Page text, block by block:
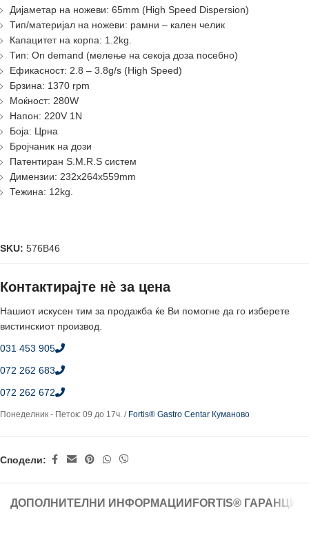
Дијаметар на ножеви: 65mm (High Speed Dispersion)
Тип/материјал на ножеви: рамни – кален челик
Капацитет на корпа: 1.2kg.
Тип: On demand (мелење на секоја доза посебно)
Ефикасност: 2.8 – 3.8g/s (High Speed)
Брзина: 1370 rpm
Моќност: 280W
Напон: 220V 1N
Боја: Црна
Бројчаник на дози
Патентиран S.M.R.S систем
Димензии: 232х264х559mm
Тежина: 12kg.
SKU: 576B46
Контактирајте нè за цена
Нашиот искусен тим за продажба ќе Ви помогне да го изберете
вистинскиот производ.
031 453 905
072 262 683
072 262 672
Понеделник - Петок: 09 до 17ч. / Fortis® Gastro Centar Куманово
Сподели:
ДОПОЛНИТЕЛНИ ИНФОРМАЦИИ FORTIS®